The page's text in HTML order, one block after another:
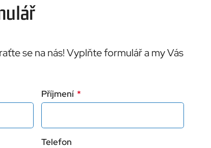
se na nás! Vyplňte formulář a my Vás
Příjmení
Telefon